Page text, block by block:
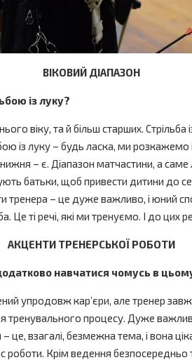
ВІКОВИЙ ДІАПАЗОН
із луку?
віку, та й більш старших. Стрільба
із луку – будь ласка, ми
– є. Діапазон матчастини, а
щоб привести дитини до
– це дуже важливо, і юний
ті речі, які ми тренуємо. І до цих
АКЦЕНТИ ТРЕНЕРСЬКОЇ РОБОТИ
навчатися чомусь в
упродовж кар’єри, але тренер
тренувального процесу. Дуже
взагалі, безмежна тема, і вона
Крім ведення